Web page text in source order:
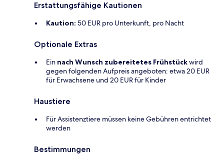
Erstattungsfähige Kautionen
Kaution: 50 EUR pro Unterkunft, pro Nacht
Optionale Extras
Ein nach Wunsch zubereitetes Frühstückwird
gegen folgenden Aufpreis angeboten: etwa 20 EUR
für Erwachsene und 20 EUR für Kinder
Haustiere
Für Assistenztiere müssen keine Gebühren entrichtet
werden
Bestimmungen